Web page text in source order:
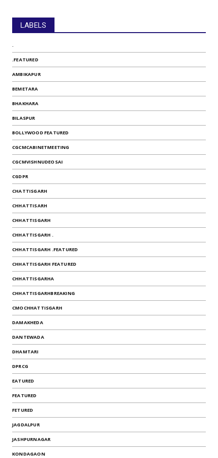
LABELS
.
.FEATURED
AMBIKAPUR
BEMETARA
BHAKHARA
BILASPUR
BOLLYWOOD FEATURED
CGCMCABINETMEETING
CGCMVISHNUDEOSAI
CGDPR
CHATTISGARH
CHHATTISARH
CHHATTISGARH
CHHATTISGARH .
CHHATTISGARH .FEATURED
CHHATTISGARH FEATURED
CHHATTISGARHA
CHHATTISGARHBREAKING
CMOCHHATTISGARH
DAMAKHEDA
DANTEWADA
DHAMTARI
DPRCG
EATURED
FEATURED
FETURED
JAGDALPUR
JASHPURNAGAR
KONDAGAON